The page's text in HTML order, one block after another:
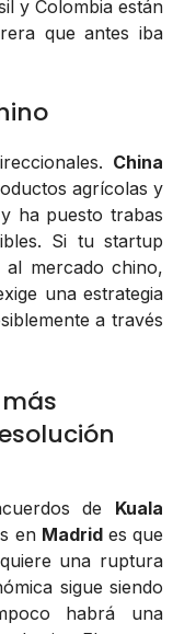
y Colombia están
que antes iba
China
agrícolas y
ha puesto trabas
Si tu startup
al mercado chino,
una estrategia
a través
de Kuala
en Madrides que
una ruptura
sigue siendo
habrá una